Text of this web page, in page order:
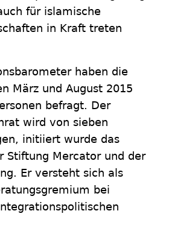
für islamische
in Kraft treten
haben die
März und August 2015
befragt. Der
wird von sieben
initiiert wurde das
Stiftung Mercator und der
Er versteht sich als
bei